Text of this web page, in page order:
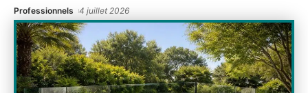
Professionnels 4 juillet 2026